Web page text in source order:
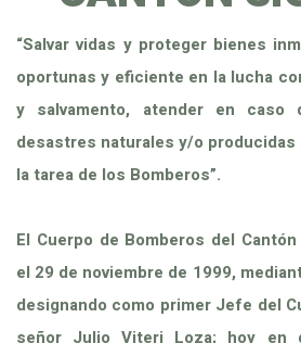
“Salvar vidas y proteger bienes
oportunas y eficiente en la lucha
y salvamento, atender en caso
desastres naturales y/o producidas
la tarea de los Bomberos”.
El Cuerpo de Bomberos del
el 29 de noviembre de 1999,
designando como primer Jefe del
señor Julio Viteri Loza; hoy en